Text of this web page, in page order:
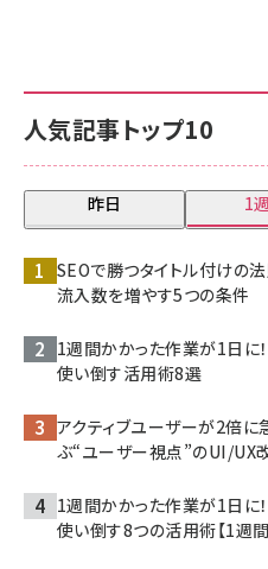
人気記事トップ10
昨日 1
SEOで勝つタイトル付けの
流入数を増やす5つの条件
1週間かかった作業が1日
使い倒す活用術8選
アクティブユーザーが2倍に
ぶ“ユーザー視点”のUI/UX
1週間かかった作業が1日
使い倒す8つの活用術【1週間